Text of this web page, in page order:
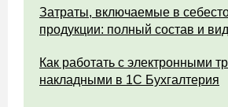
Затраты, включаемые в
продукции: полный состав и
Как работать с электронными
накладными в 1С Бухгалтерия